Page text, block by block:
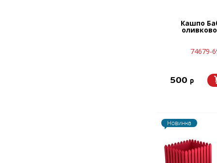
Кашпо
74679-
500 p
Новинка